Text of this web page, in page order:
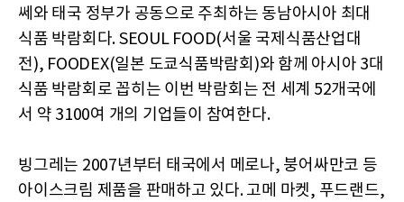
쎄와 태국 정부가 공동으로 주최하는 동남아시아 최대
식품 박람회다. SEOUL FOOD(서울 국제식품산업대
전), FOODEX(일본 도쿄식품박람회)와 함께 아시아 3대
식품 박람회로 꼽히는 이번 박람회는 전 세계 52개국에
서 약 3100여 개의 기업들이 참여한다.
빙그레는 2007년부터 태국에서 메로나, 붕어싸만코 등
아이스크림 제품을 판매하고 있다. 고메 마켓, 푸드랜드,